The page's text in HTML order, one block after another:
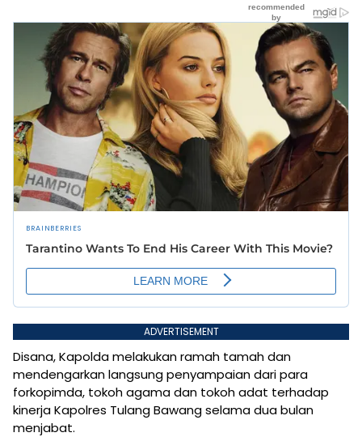
ADVERTISEMENT
Disana, Kapolda melakukan ramah tamah dan
mendengarkan langsung penyampaian dari para
forkopimda, tokoh agama dan tokoh adat terhadap
kinerja Kapolres Tulang Bawang selama dua bulan
menjabat.